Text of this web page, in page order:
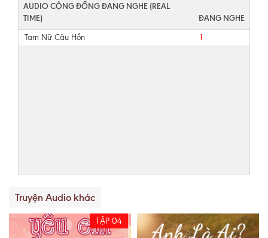
AUDIO CỘNG ĐỒNG ĐANG NGHE (REAL
TIME)
ĐANG NGHE
Tam Nữ Câu Hồn 1
Truyện Audio khác
TẬP 06